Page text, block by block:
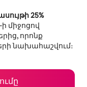
25%
միջոցով
որոնք
նախահաշվում։